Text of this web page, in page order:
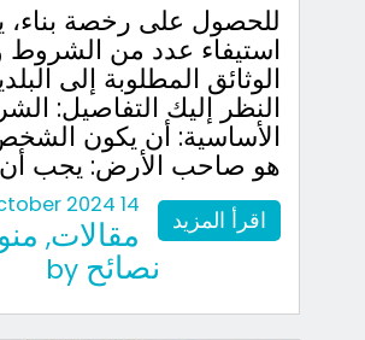
للحصول على رخصة
استيفاء عدد من الشروط
الوثائق المطلوبة إلى
النظر إليك التفاصيل:
الأساسية: أن يكون
هو صاحب الأرض: يجب
اقرأ المزيد
14 October 2024
مقالات,
نصائح by